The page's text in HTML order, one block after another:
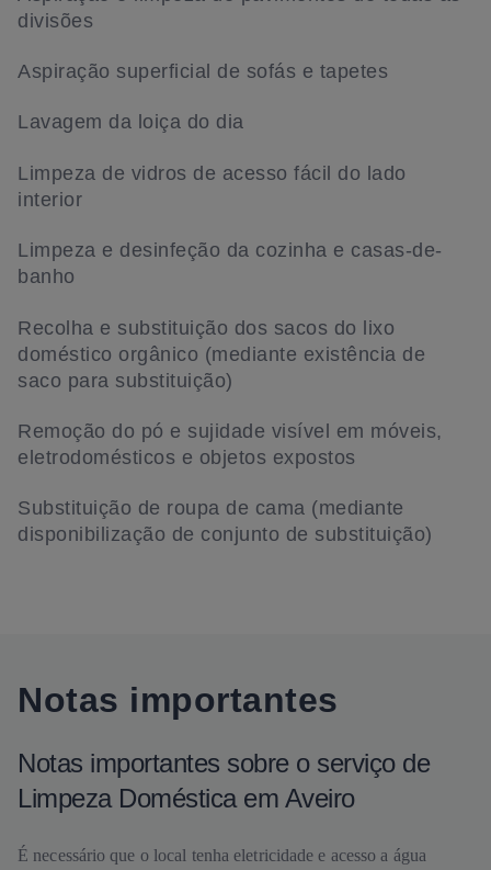
divisões
Aspiração superficial de sofás e tapetes
Lavagem da loiça do dia
Limpeza de vidros de acesso fácil do lado
interior
Limpeza e desinfeção da cozinha e casas-de-
banho
Recolha e substituição dos sacos do lixo
doméstico orgânico (mediante existência de
saco para substituição)
Remoção do pó e sujidade visível em móveis,
eletrodomésticos e objetos expostos
Substituição de roupa de cama (mediante
disponibilização de conjunto de substituição)
Notas importantes
Notas importantes sobre o serviço de
Limpeza Doméstica em Aveiro
É necessário que o local tenha eletricidade e acesso a água